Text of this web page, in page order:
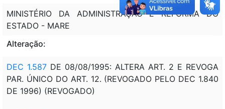
MINISTÉRIO DA ADMINISTRAÇÃO E REFORMA DO
ESTADO - MARE
Alteração:
DEC 1.587 DE 08/08/1995: ALTERA ART. 2 E REVOGA
PAR. ÚNICO DO ART. 12. (REVOGADO PELO DEC 1.840
DE 1996) (REVOGADO)